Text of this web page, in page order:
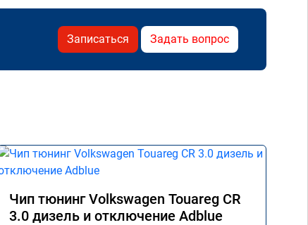
Записаться Задать вопрос
Чип тюнинг Volkswagen Touareg CR
3.0 дизель и отключение Adblue